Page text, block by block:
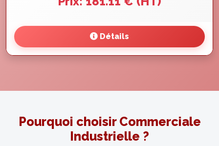
Détails
Pourquoi choisir Commerciale
Industrielle ?